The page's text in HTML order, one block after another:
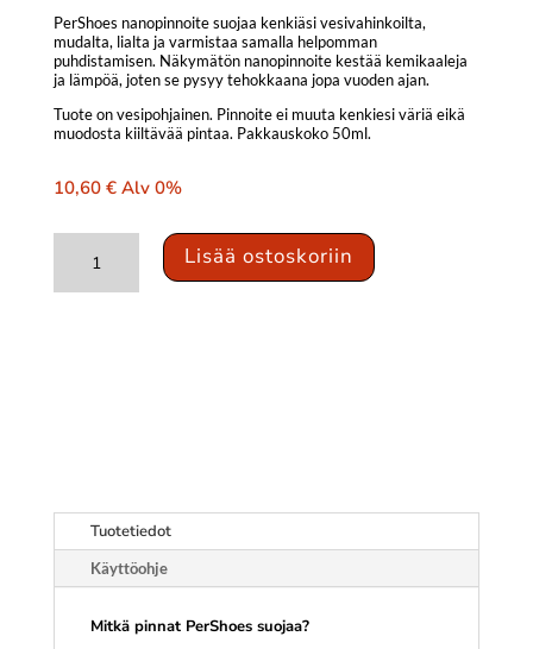
PerShoes nanopinnoite suojaa kenkiäsi vesivahinkoilta,
mudalta, lialta ja varmistaa samalla helpomman
puhdistamisen. Näkymätön nanopinnoite kestää kemikaaleja
ja lämpöä, joten se pysyy tehokkaana jopa vuoden ajan.
Tuote on vesipohjainen. Pinnoite ei muuta kenkiesi väriä eikä
muodosta kiiltävää pintaa. Pakkauskoko 50ml.
10,60 € Alv 0%
PerShoes
Vettä
Lisää ostoskoriin
Tuotetiedot
Käyttöohje
Mitkä pinnat PerShoes suojaa?